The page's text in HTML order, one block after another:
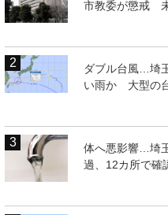
市教委が懲戒
ダブル台風…埼
い雨か 大型の
体へ悪影響…埼
過、12カ所で確